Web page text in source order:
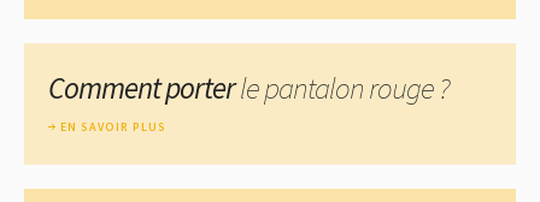
Comment porterle pantalon rouge ?
EN SAVOIR PLUS